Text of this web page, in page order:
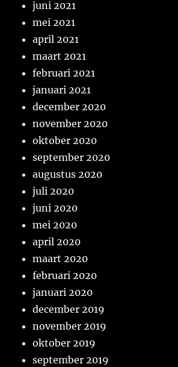
juni 2021
mei 2021
april 2021
maart 2021
februari 2021
januari 2021
december 2020
november 2020
oktober 2020
september 2020
augustus 2020
juli 2020
juni 2020
mei 2020
april 2020
maart 2020
februari 2020
januari 2020
december 2019
november 2019
oktober 2019
september 2019